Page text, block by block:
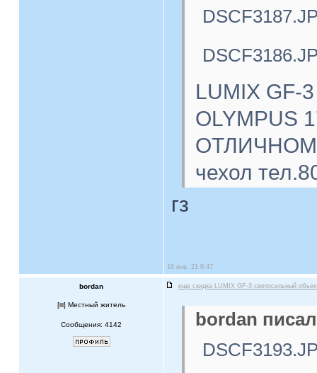
LUMIX GF-
OLYMPUS
ОТЛИЧНОМ
чехол
гз
16 янв, 21 9:47
bordan еще скидка LUMIX GF-3 светосильный
[ ] Местный житель
Сообщения: 4142
bordan